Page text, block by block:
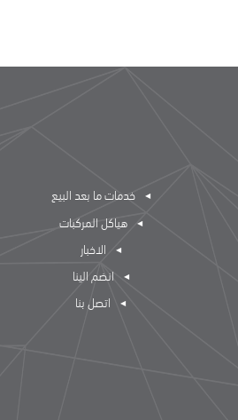
خدمات ما بعد البيع
هياكل المركبات
الاخبار
انضم الينا
اتصل بنا